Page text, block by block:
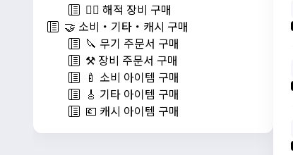
🏴‍☠️ 해적 장비 구매
🤝 소비・기타・캐시 구매
🔪 무기 주문서 구매
⚒️ 장비 주문서 구매
🍼 소비 아이템 구매
🎸 기타 아이템 구매
💶 캐시 아이템 구매